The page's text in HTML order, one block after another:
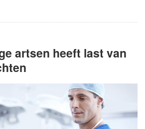
artsen heeft last van